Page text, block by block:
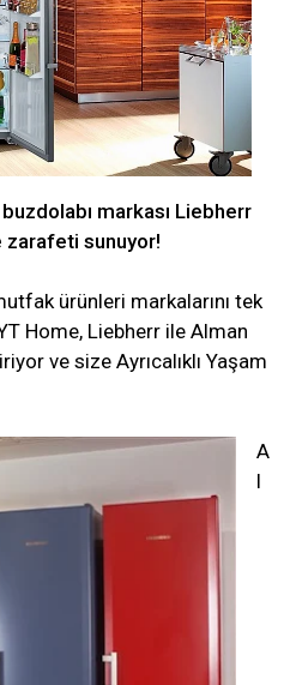
markası Liebherr
zarafeti sunuyor!
ürünleri markalarını tek
Home, Liebherr ile Alman
ve size Ayrıcalıklı Yaşam
A
l